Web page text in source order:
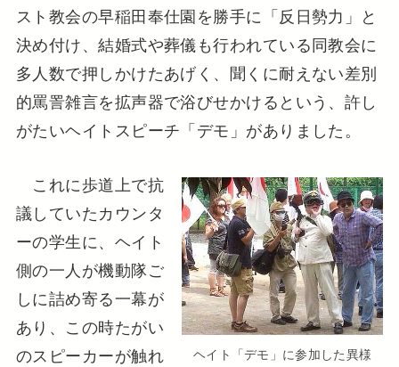
スト教会の早稲田奉仕園を勝手に「反日勢力」と
決め付け、結婚式や葬儀も行われている同教会に
多人数で押しかけたあげく、聞くに耐えない差別
的罵詈雑言を拡声器で浴びせかけるという、許し
がたいヘイトスピーチ「デモ」がありました。
ヘイト「デモ」に参加した異様
これに歩道上で抗
議していたカウンタ
ーの学生に、ヘイト
側の一人が機動隊ご
しに詰め寄る一幕が
あり、この時たがい
のスピーカーが触れ